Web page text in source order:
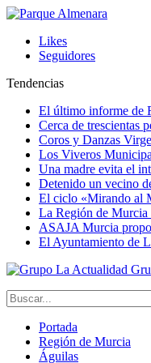
Likes
Seguidores
Tendencias
El último informe de
Cerca de trescientas
Coros y Danzas
Los Viveros
Una madre evita el
Detenido un vecino
El ciclo «Mirando al
La Región de Murcia
ASAJA Murcia
El Ayuntamiento de
Portada
Región de Murcia
Águilas